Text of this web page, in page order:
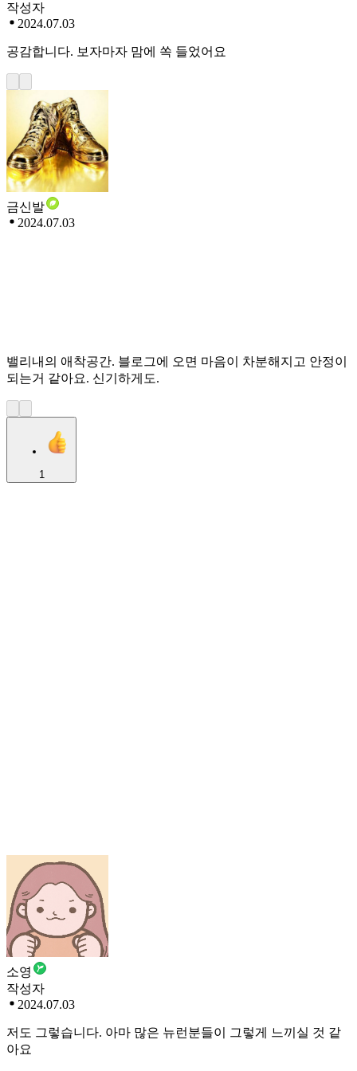
작성자
2024.07.03
공감합니다. 보자마자 맘에 쏙 들었어요
금신발
2024.07.03
밸리내의 애착공간. 블로그에 오면 마음이 차분해지고 안정이
되는거 같아요. 신기하게도.
1
소영
작성자
2024.07.03
저도 그렇습니다. 아마 많은 뉴런분들이 그렇게 느끼실 것 같
아요